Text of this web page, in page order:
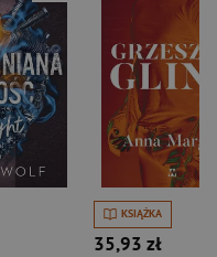
KSIĄŻKA
35,93 zł